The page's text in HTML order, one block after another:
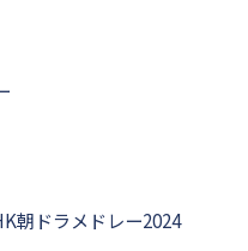
朝ドラメドレー2024